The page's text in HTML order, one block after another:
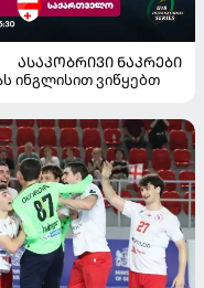
ᲐᲡᲐᲙᲝᲑᲠᲘᲕᲘ ᲜᲐᲙᲠᲔᲑᲘ
ინგლისით ვიწყებთ